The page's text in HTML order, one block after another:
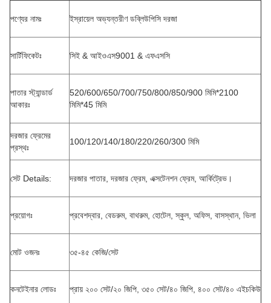
পণ্যের নামঃ ইস্রায়েল অভ্যন্তরীণ ডব্লিউপিসি দরজা
সার্টিফিকেটঃ সিই & আইওএস9001 & এফএসসি
পাতার স্ট্যান্ডার্ড
আকারঃ
520/600/650/700/750/800/850/900 মিমি*2100
মিমি*45 মিমি
দরজার ফ্রেমের
প্রস্থঃ
100/120/140/180/220/260/300 মিমি
সেট Details: দরজার পাতার, দরজার ফ্রেম, এক্সটেনশন ফ্রেম, আর্কিট্রেভ।
প্রয়োগঃ প্রবেশদ্বার, বেডরুম, বাথরুম, হোটেল, স্কুল, অফিস, বাসস্থান, ভিলা
মোট ওজনঃ ৩৫-৪৫ কেজি/সেট
কনটেইনার লোডঃ প্রায় ২০০ সেট/২০ জিপি, ৩৫০ সেট/৪০ জিপি, ৪০০ সেট/৪০ এইচকিউ